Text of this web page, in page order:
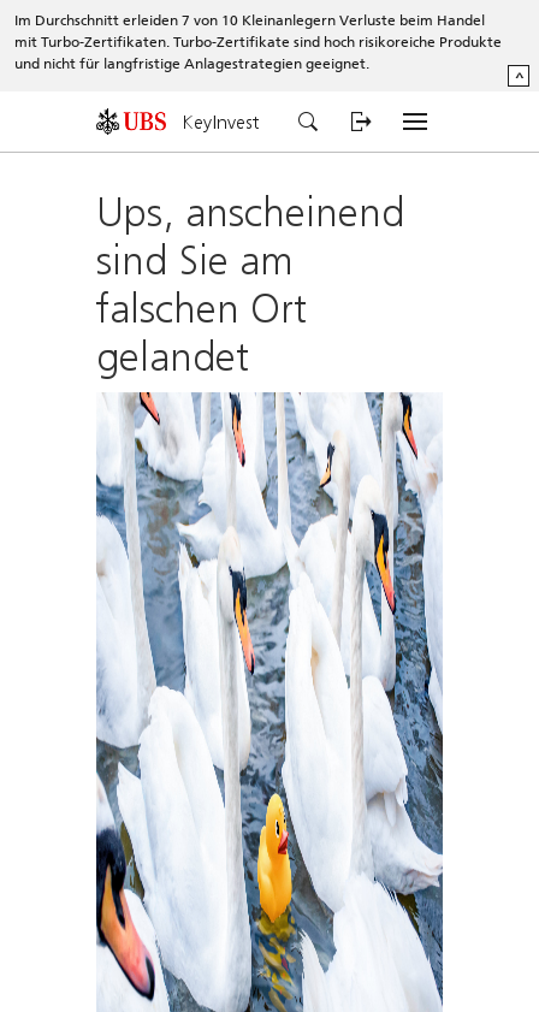
Im Durchschnitt erleiden 7 von 10 Kleinanlegern Verluste beim Handel
mit Turbo-Zertifikaten. Turbo-Zertifikate sind hoch risikoreiche Produkte
und nicht für langfristige Anlagestrategien geeignet.
^
KeyInvest
Ups, anscheinend
sind Sie am
falschen Ort
gelandet